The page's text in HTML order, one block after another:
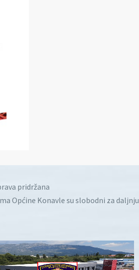
pridržana
Općine Konavle su slobodni za daljnju